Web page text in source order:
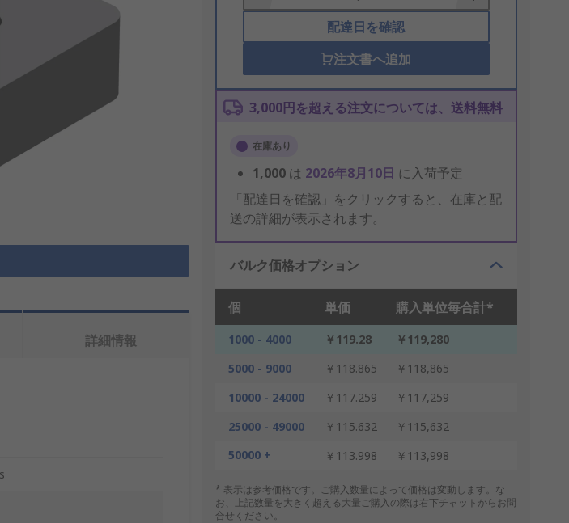
配達日を確認
注文書へ追加
3,000円を超える注文については、送料無料
在庫あり
1,000 は 2026年8月10日 に入荷予定
「配達日を確認」をクリックすると、在庫と配
送の詳細が表示されます。
バルク価格オプション
個 単価 購入単位毎合計*
1000 - 4000 ￥119.28
￥119,280
5000 - 9000
￥118.865
￥118,865
10000 - 24000
￥117.259
￥117,259
25000 - 49000
￥115.632
￥115,632
50000 +
￥113.998 ￥113,998
* 表示は参考価格です。ご購入数量によって価格は変動します。な
お、上記数量を大きく超える大量ご購入の際は右下チャットからお問
合せください。
詳細情報